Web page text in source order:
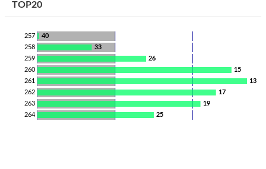
TOP20
40
257
33
258
26
259
15
260
13
261
17
262
19
263
25
264